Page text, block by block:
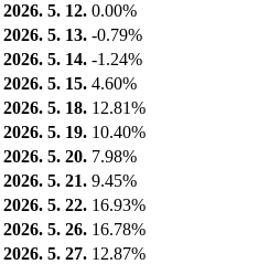
2026. 5. 12. 0.00%
2026. 5. 13. -0.79%
2026. 5. 14. -1.24%
2026. 5. 15. 4.60%
2026. 5. 18. 12.81%
2026. 5. 19. 10.40%
2026. 5. 20. 7.98%
2026. 5. 21. 9.45%
2026. 5. 22. 16.93%
2026. 5. 26. 16.78%
2026. 5. 27. 12.87%